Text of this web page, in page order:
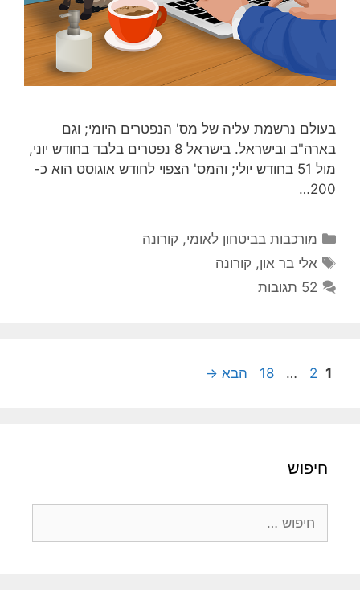
בעולם נרשמת עליה של מס' הנפטרים היומי; וגם
בארה"ב ובישראל. בישראל 8 נפטרים בלבד בחודש יוני,
מול 51 בחודש יולי; והמס' הצפוי לחודש אוגוסט הוא כ-
200…
קטגוריות
מורכבות בביטחון לאומי, קורונה
תגיות
אלי בר און, קורונה
52 תגובות
עמוד
1 עמוד
2
… עמוד
18 הבא →
חיפוש